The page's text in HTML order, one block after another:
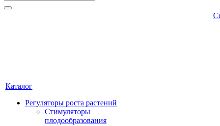
Каталог
Регуляторы роста растений
Стимуляторы
плодообразования